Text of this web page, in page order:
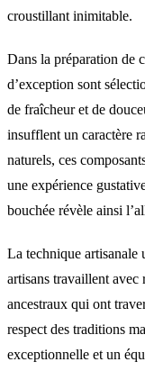
croustillant inimitable.
Dans la préparation de
d’exception sont
de fraîcheur et de
insufflent un caractère
naturels, ces
une expérience
bouchée révèle ainsi
La technique artisanale
artisans travaillent avec
ancestraux qui ont
respect des traditions
exceptionnelle et un